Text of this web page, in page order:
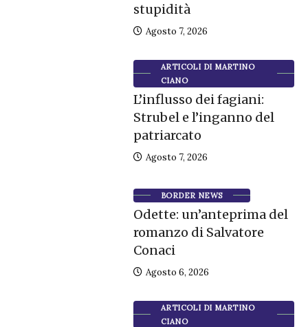
stupidità
Agosto 7, 2026
ARTICOLI DI MARTINO
CIANO
L’influsso dei fagiani:
Strubel e l’inganno del
patriarcato
Agosto 7, 2026
BORDER NEWS
Odette: un’anteprima del
romanzo di Salvatore
Conaci
Agosto 6, 2026
ARTICOLI DI MARTINO
CIANO